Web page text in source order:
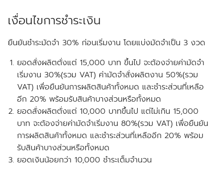
เงื่อนไขการชำระเงิน
ยืนยันชำระมัดจำ 30% ก่อนเริ่มงาน โดยแบ่งมัดจำเป็น 3 งวด
ยอดสั่งผลิตตั่งแต่ 15,000 บาท ขึ้นไป จะต้องจ่ายค่ามัดจำ
เริ่มงาน 30%(รวม VAT) ค่ามัดจำสั่งผลิตงาน 50%(รวม
VAT) เพื่อยืนยันการผลิตสินค้าทั้งหมด และชำระส่วนที่เหลือ
อีก 20% พร้อมรับสินค้าบางส่วนหรือทั้งหมด
ยอดสั่งผลิตตั่งแต่ 10,000 บาทขึ้นไป แต่ไม่เกิน 15,000
บาท จะต้องจ่ายค่ามัดจำเริ่มงาน 80%(รวม VAT) เพื่อยืนยัน
การผลิตสินค้าทั้งหมด และชำระส่วนที่เหลืออีก 20% พร้อม
รับสินค้าบางส่วนหรือทั้งหมด
ยอดเงินน้อยกว่า 10,000 ชำระเต็มจำนวน